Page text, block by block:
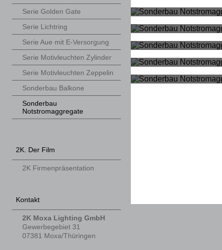
Serie Golden Gate
Serie Lichtring
Serie Aue mit E-Versorgung
Serie Motivleuchten Zylinder
Serie Motivleuchten Zeppelin
Sonderbau Balkone
Sonderbau
Notstromaggregate
2K. Der Film
2K Firmenpräsentation
Kontakt
2K Moxa Lighting GmbH
Gewerbegebiet 31
07381 Moxa/Thüringen